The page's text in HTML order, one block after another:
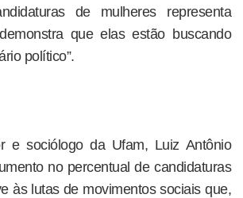
de mulheres representa
que elas estão buscando
político”.
e sociólogo da Ufam, Luiz Antônio
no percentual de candidaturas
às lutas de movimentos sociais que,